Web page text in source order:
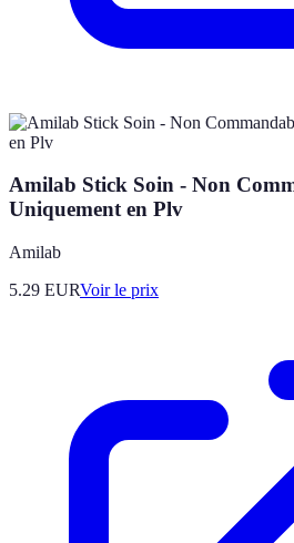
Amilab Stick Soin - Non
Uniquement en Plv
Amilab
5.29 EURVoir le prix